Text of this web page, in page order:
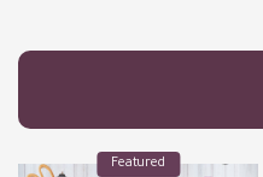
Featured